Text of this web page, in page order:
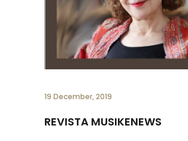
19 December, 2019
REVISTA MUSIKENEWS